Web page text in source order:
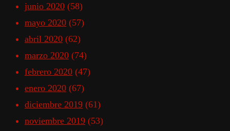
junio 2020 (58)
mayo 2020 (57)
abril 2020 (62)
marzo 2020 (74)
febrero 2020 (47)
enero 2020 (67)
diciembre 2019 (61)
noviembre 2019 (53)